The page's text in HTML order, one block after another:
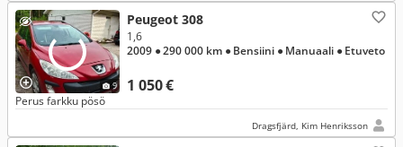
9
Peugeot 308
1 050 €
1,6
2009 ● 290 000 km ● Bensiini ● Manuaali ● Etuveto
Perus farkku pösö
Dragsfjärd, Kim Henriksson